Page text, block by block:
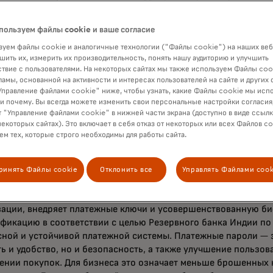
или выбирают карту, уже надежно сохраненную в
подтверждения оплаты пользователи могут использовать
аутентификации на своём устройстве — будь
лица или PIN-код.
успешной аутентификации оплата происходит
сервис платежных ключей Mastercard в Индии, мы
и реализуем наше видение экономики токенов», —
по продуктам Mastercard. «Благодаря инновационным
безопасность и удобство, мы создаём более
для всех. Продолжая быть лидерами в области
достижению токенизированного будущего стала
внедряет платежные ключи и усовершенствованную
в соответствии с целью Резервного банка Индии
и устойчивой платежной системы. Платежные пароли —
и удобство, но и безопасность, а также улучшение
покупок. Для бизнеса это означает меньше
файлы cookie и ваше согласие
файлы cookie и аналогичные технологии ("Файлы cookie") на наших
их, измерить их производительность, понять нашу аудиторию и улучшить
с пользователями. На некоторых сайтах мы также используем Файлы
основанной на активности и интересах пользователей на сайте и других
файлами cookie" ниже, чтобы узнать, какие Файлы cookie мы
почему. Вы всегда можете изменить свои персональные настройки
"Управление файлами cookie" в нижней части экрана (доступно в виде
сайтах). Это включает в себя отказ от некоторых или всех Файлов
тех, которые строго необходимы для работы сайта.
Файлы cookie Отклонить все Управлять Файлами